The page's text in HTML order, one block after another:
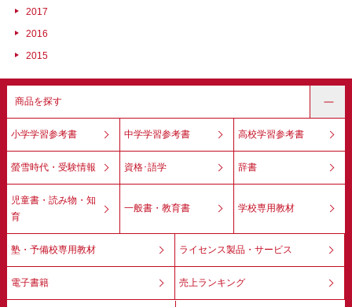
2017
2016
2015
商品を探す
小学学習参考書 中学学習参考書 高校学習参考書
螢雪時代・受験情報 資格･語学 辞書
児童書・読み物・知
育
一般書・教育書 学校専用教材
塾・予備校専用教材 ライセンス製品・サービス
電子書籍 売上ランキング